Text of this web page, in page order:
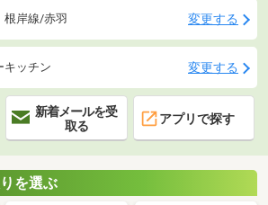
根岸線/赤羽 変更する
キッチン 変更する
新着メールを受
取る
アプリで探す
を選ぶ